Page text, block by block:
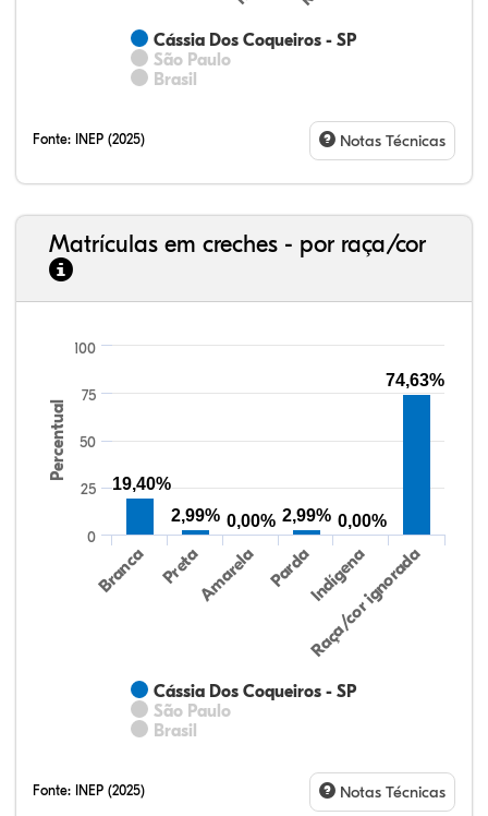
Cássia Dos Coqueiros - SP
São Paulo
Brasil
Fonte: INEP (2025) Notas Técnicas
Matrículas em creches - por raça/cor
Percentual
Cássia Dos Coqueiros - SP
São Paulo
Brasil
Branca PretaAmarela PardaIndígena
Raça/cor ignorada
0
25
50
75
100
19,40%
2,99% 0,00% 2,99% 0,00%
74,63%
Fonte: INEP (2025) Notas Técnicas